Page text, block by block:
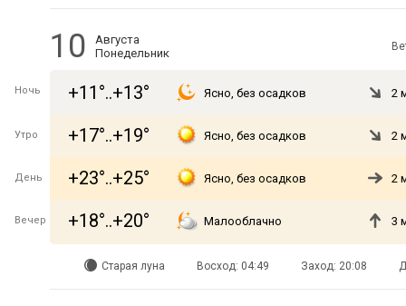
10
Августа
Понедельник
Ночь +11°..+13° Ясно, без осадков 2
Утро +17°..+19° Ясно, без осадков 2
День +23°..+25° Ясно, без осадков 2
Вечер +18°..+20° Малооблачно 3
Старая луна Восход: 04:49 Заход: 20:08